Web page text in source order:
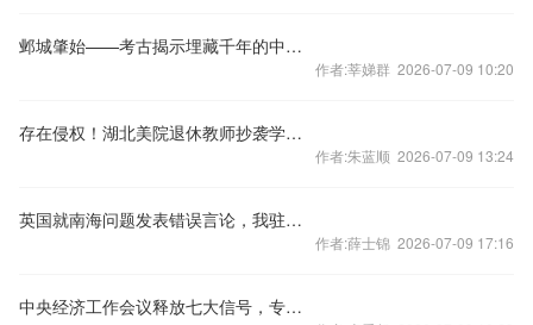
邺城肇始——考古揭示埋藏千年的中国都城秘密
作者:莘娣群 2026-07-09 10:20
存在侵权！湖北美院退休教师抄袭学生作品被判赔偿10万元
作者:朱蓝顺 2026-07-09 13:24
英国就南海问题发表错误言论，我驻英使馆：提出严正交涉
作者:薛士锦 2026-07-09 17:16
中央经济工作会议释放七大信号，专家火线解读